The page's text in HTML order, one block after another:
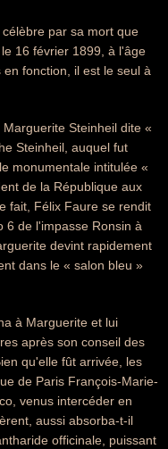
par sa mort que
16 février 1899, à l'âge
fonction, il est le seul à
Steinheil dite «
Steinheil, auquel fut
monumentale intitulée «
de la République aux
fait, Félix Faure se rendit
6 de l'impasse Ronsin à
devint rapidement
dans le « salon bleu »
à Marguerite et lui
après son conseil des
qu'elle fût arrivée, les
de Paris François-Marie-
venus intercéder en
aussi absorba-t-il
officinale, puissant